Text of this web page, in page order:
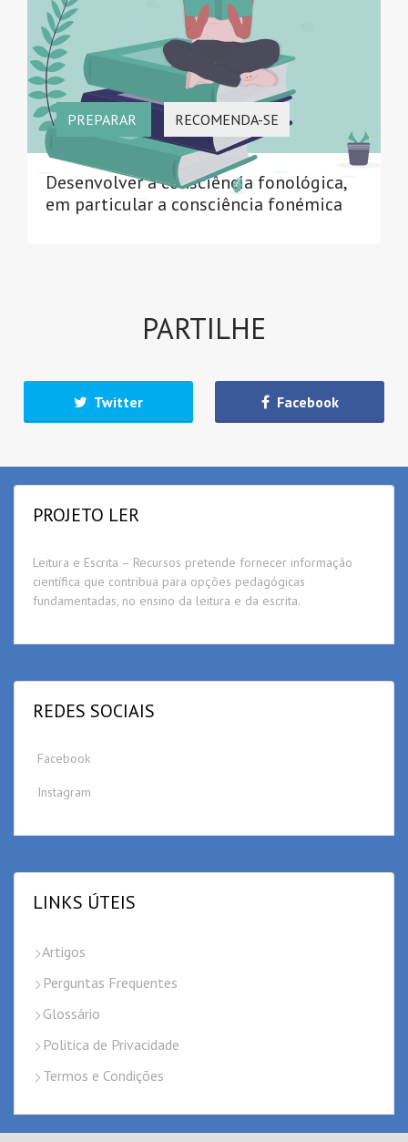
PREPARAR RECOMENDA-SE
Desenvolver a consciência fonológica,
em particular a consciência fonémica
PARTILHE
Twitter Facebook
PROJETO LER
Leitura e Escrita – Recursos pretende fornecer informação
científica que contribua para opções pedagógicas
fundamentadas, no ensino da leitura e da escrita.
REDES SOCIAIS
Facebook
Instagram
LINKS ÚTEIS
Artigos
Perguntas Frequentes
Glossário
Politica de Privacidade
Termos e Condições